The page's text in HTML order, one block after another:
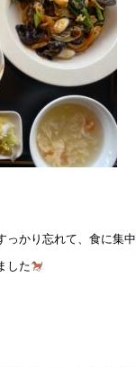
っかり忘れて、食に集中
した